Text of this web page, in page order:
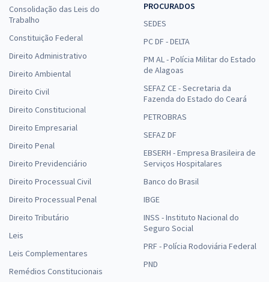
Consolidação das Leis do
Trabalho
Constituição Federal
Direito Administrativo
Direito Ambiental
Direito Civil
Direito Constitucional
Direito Empresarial
Direito Penal
Direito Previdenciário
Direito Processual Civil
Direito Processual Penal
Direito Tributário
Leis
Leis Complementares
Remédios Constitucionais
PROCURADOS
SEDES
PC DF - DELTA
PM AL - Polícia Militar do Estado
de Alagoas
SEFAZ CE - Secretaria da
Fazenda do Estado do Ceará
PETROBRAS
SEFAZ DF
EBSERH - Empresa Brasileira de
Serviços Hospitalares
Banco do Brasil
IBGE
INSS - Instituto Nacional do
Seguro Social
PRF - Polícia Rodoviária Federal
PND